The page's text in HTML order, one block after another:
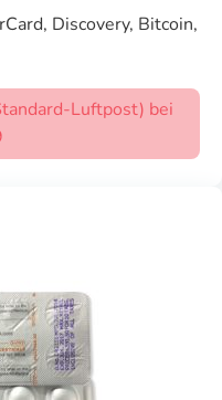
Discovery, Bitcoin,
Luftpost) bei